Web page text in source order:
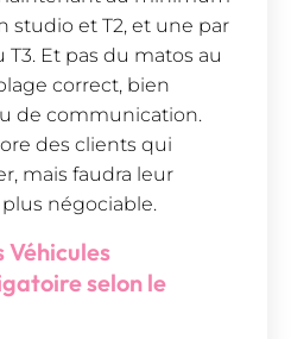
studio et T2, et une par
Et pas du matos au
correct, bien
de communication.
des clients qui
mais faudra leur
négociable.
Véhicules
selon le